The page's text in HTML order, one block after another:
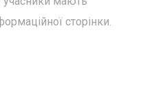
сторінки.